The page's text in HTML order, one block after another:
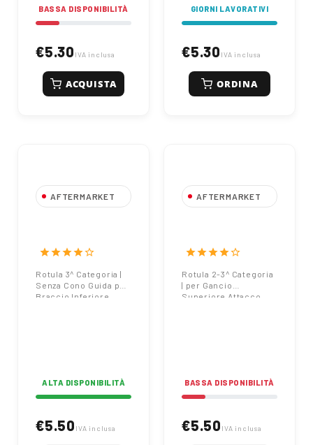
BASSA DISPONIBILITÀ
€5.30 IVA inclusa
ACQUISTA
GIORNI LAVORATIVI
€5.30 IVA inclusa
ORDINA
AFTERMARKET
Braccio Inferiore
starstarstarstarstar_border
Rotula 3^ Categoria |
Senza Cono Guida per
Braccio Inferiore
ALTA DISPONIBILITÀ
€5.50 IVA inclusa
AFTERMARKET
Superiore Attacco
starstarstarstarstar_border
Rotula 2-3^ Categoria
| per Gancio
Superiore Attacco
BASSA DISPONIBILITÀ
€5.50 IVA inclusa